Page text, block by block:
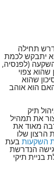
תחילה
יתבקש לכמת
(לפנסיה,
צפוי
שהוא
הוא אוהב
תיק
את תמהיל
מאוד את
שלו
השקעותבעת
הנדרשת
בניית תיקי